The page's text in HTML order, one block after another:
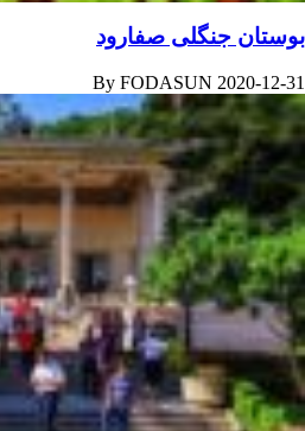
بوستان جنگلی صفارود
By FODASUN 2020-12-31